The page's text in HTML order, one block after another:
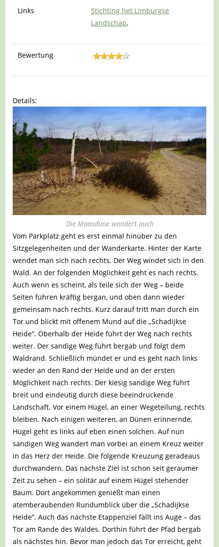
Links
Stichting het Limburgse
Landschap,
Bewertung
Details:
Die Maasdüne wandert auch
Vom Parkplatz geht es erst einmal hinüber zu den
Sitzgelegenheiten und der Wanderkarte. Hinter der Karte
wendet man sich nach rechts. Der Weg windet sich in den
Wald. An der folgenden Möglichkeit geht es nach rechts.
Auch wenn es scheint, als teile sich der Weg – beide
Seiten führen kräftig bergan, und oben dann wieder
gemeinsam nach rechts. Kurz darauf tritt man durch ein
Tor und blickt mit offenem Mund auf die „Schadijkse
Heide“. Oberhalb der Heide führt der Weg nach rechts
weiter. Der sandige Weg führt bergab und folgt dem
Waldrand. Schließlich mündet er und es geht nach links
wieder an den Rand der Heide und an der ersten
Möglichkeit nach rechts. Der kiesig sandige Weg führt
breit und eindeutig durch diese beeindruckende
Landschaft. Vor einem Hügel, an einer Wegeteilung, rechts
bleiben. Nach einigen weiteren, an Dünen erinnernde,
Hügel geht es links auf eben einen solchen. Auf nun
sandigen Weg wandert man vorbei an einem Kreuz weiter
in das Herz der Heide. Die folgende Kreuzung geradeaus
durchwandern. Das nächste Ziel ist schon seit geraumer
Zeit zu sehen – ein solitär auf einem Hügel stehender
Baum. Dort angekommen genießt man einen
atemberaubenden Rundumblick über die „Schadijkse
Heide“. Auch das nächste Etappenziel fällt ins Auge – das
Tor am Rande des Waldes. Dorthin führt der Pfad bergab
als nächstes hin. Bevor man jedoch das Tor erreicht, geht